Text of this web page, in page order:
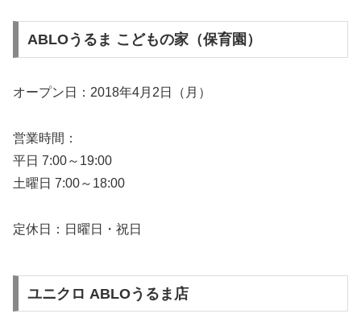
ABLOうるま こどもの家（保育園）
オープン日：2018年4月2日（月）
営業時間：
平日 7:00～19:00
土曜日 7:00～18:00
定休日：日曜日・祝日
ユニクロ ABLOうるま店